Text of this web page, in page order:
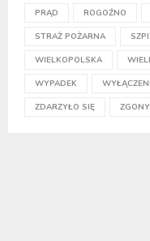
PRĄD ROGOŹNO
STRAŻ POŻARNA
WIELKOPOLSKA
WYPADEK
ZDARZYŁO SIĘ ZGONY